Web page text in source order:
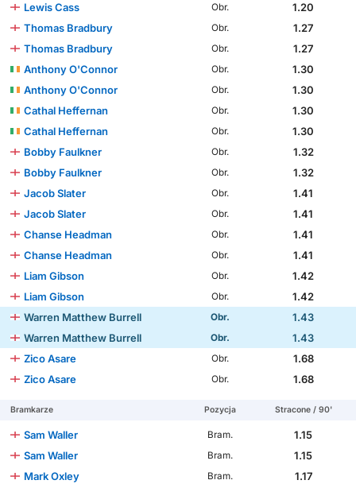
Lewis Cass
Obr.
1.20
Thomas Bradbury
Obr.
1.27
Thomas Bradbury
Obr.
1.27
Anthony O'Connor
Obr.
1.30
Anthony O'Connor
Obr.
1.30
Cathal Heffernan
Obr.
1.30
Cathal Heffernan
Obr.
1.30
Bobby Faulkner
Obr.
1.32
Bobby Faulkner
Obr.
1.32
Jacob Slater
Obr.
1.41
Jacob Slater
Obr.
1.41
Chanse Headman
Obr.
1.41
Chanse Headman
Obr.
1.41
Liam Gibson
Obr.
1.42
Liam Gibson
Obr.
1.42
Warren Matthew Burrell
Obr.
1.43
Warren Matthew Burrell
Obr.
1.43
Zico Asare
Obr.
1.68
Zico Asare
Obr. 1.68
Bramkarze Pozycja Stracone / 90'
Sam Waller Bram.
1.15
Sam Waller
Bram.
1.15
Mark Oxley
Bram.
1.17